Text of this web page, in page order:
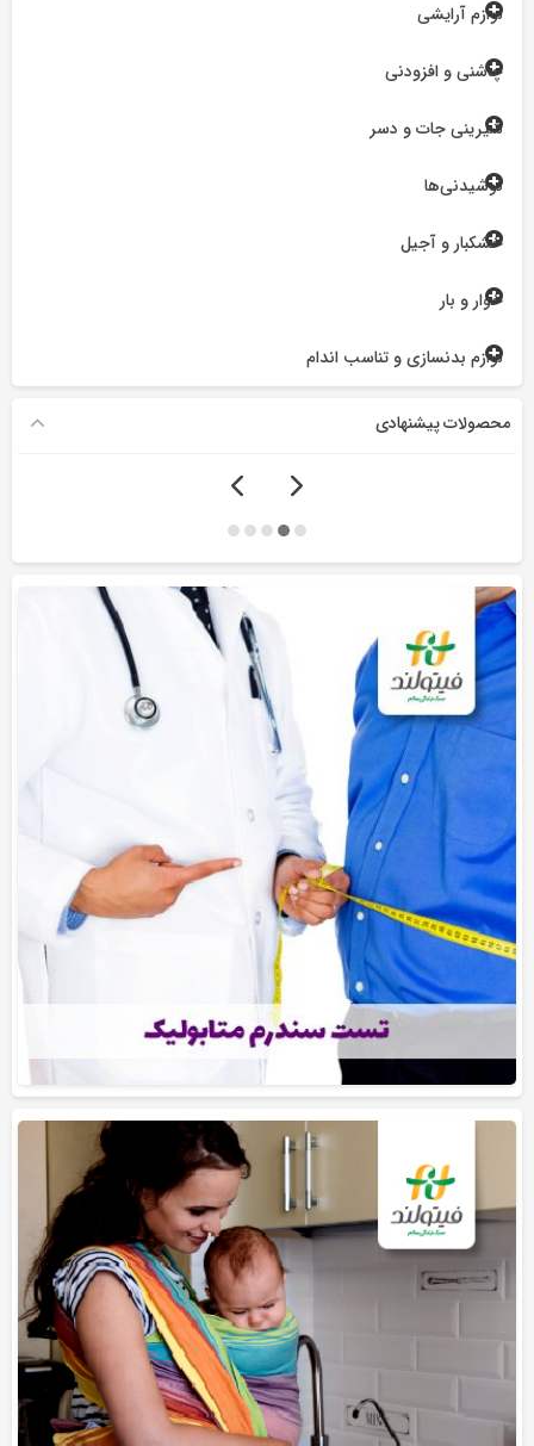
لوازم آرایشی
چاشنی و افزودنی
شیرینی جات و دسر
نوشیدنی‌ها
خشکبار و آجیل
خوار و بار
لوازم بدنسازی و تناسب اندام
محصولات پیشنهادی